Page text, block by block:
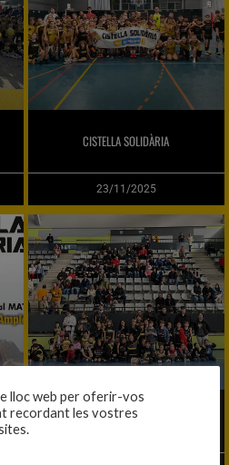
CISTELLA SOLIDÀRIA
23/11/2025
TROBADA D’ESCOLETES
lloc web per oferir-vos
recordant les vostres